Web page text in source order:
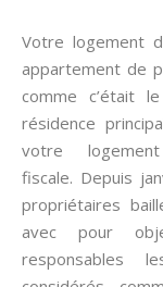
Votre logement
appartement de
comme c’était
résidence
votre
fiscale. Depuis
propriétaires
avec pour
responsables